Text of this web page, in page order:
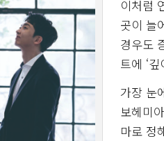
이처럼
곳이 늘
경우도
트에 ‘
가장 눈
보헤미
마로 정